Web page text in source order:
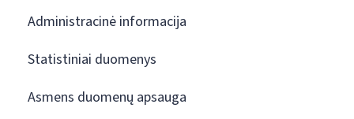
Administracinė informacija
Statistiniai duomenys
Asmens duomenų apsauga